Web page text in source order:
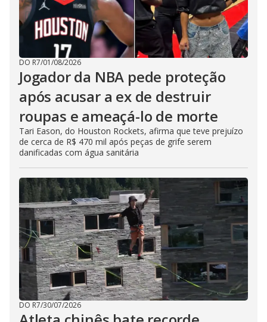
DO R7/01/08/2026
Jogador da NBA pede proteção
após acusar a ex de destruir
roupas e ameaçá-lo de morte
Tari Eason, do Houston Rockets, afirma que teve prejuízo
de cerca de R$ 470 mil após peças de grife serem
danificadas com água sanitária
DO R7/30/07/2026